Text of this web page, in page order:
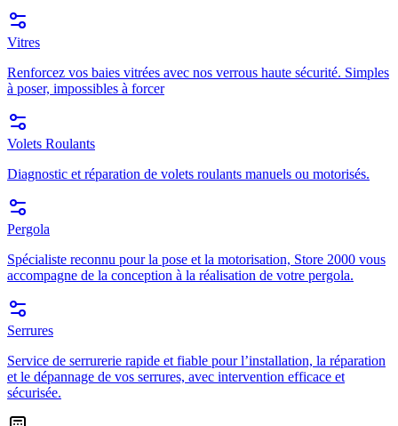
Vitres
Renforcez vos baies vitrées avec nos verrous haute sécurité. Simples
à poser, impossibles à forcer
Volets Roulants
Diagnostic et réparation de volets roulants manuels ou motorisés.
Pergola
Spécialiste reconnu pour la pose et la motorisation, Store 2000 vous
accompagne de la conception à la réalisation de votre pergola.
Serrures
Service de serrurerie rapide et fiable pour l’installation, la réparation
et le dépannage de vos serrures, avec intervention efficace et
sécurisée.